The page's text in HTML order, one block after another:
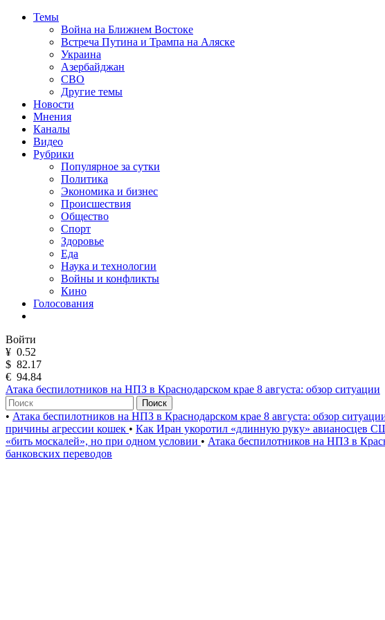
Темы
Война на Ближнем Востоке
Встреча Путина и Трампа на Аляске
Украина
Азербайджан
СВО
Другие темы
Новости
Мнения
Каналы
Видео
Рубрики
Популярное за сутки
Политика
Экономика и бизнес
Происшествия
Общество
Спорт
Здоровье
Еда
Наука и технологии
Войны и конфликты
Кино
Голосования
Войти
¥ 0.52
$ 82.17
€ 94.84
Атака беспилотников на НПЗ в Краснодарском крае 8 августа: обзор ситуации
Поиск
• Атака беспилотников на НПЗ в Краснодарском крае 8 августа: обзор
причины агрессии кошек • Как Иран укоротил «длинную руку» авианосцев
«бить москалей», но при одном условии • Атака беспилотников на НПЗ в
банковских переводов